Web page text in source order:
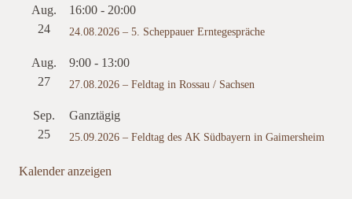
Aug.
24
16:00-20:00
24.08.2026 – 5. Scheppauer Erntegespräche
Aug.
27
9:00- 13:00
27.08.2026 – Feldtag in Rossau / Sachsen
Sep.
25
Ganztägig
25.09.2026 – Feldtag des AK Südbayern in Gaimersheim
Kalender anzeigen